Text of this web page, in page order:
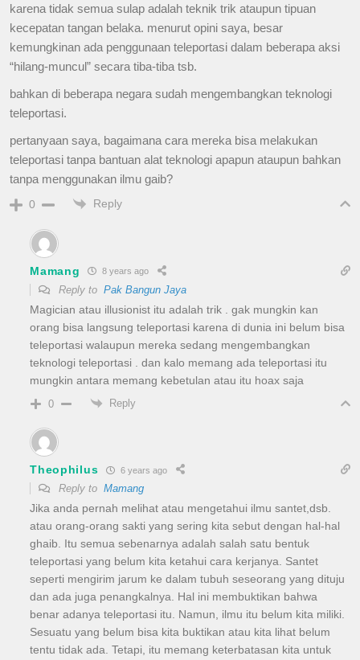
karena tidak semua sulap adalah teknik trik ataupun tipuan
kecepatan tangan belaka. menurut opini saya, besar
kemungkinan ada penggunaan teleportasi dalam beberapa aksi
“hilang-muncul” secara tiba-tiba tsb.
bahkan di beberapa negara sudah mengembangkan teknologi
teleportasi.
pertanyaan saya, bagaimana cara mereka bisa melakukan
teleportasi tanpa bantuan alat teknologi apapun ataupun bahkan
tanpa menggunakan ilmu gaib?
0 Reply
Mamang 8 years ago
Reply toPak Bangun Jaya
Magician atau illusionist itu adalah trik . gak mungkin kan
orang bisa langsung teleportasi karena di dunia ini belum bisa
teleportasi walaupun mereka sedang mengembangkan
teknologi teleportasi . dan kalo memang ada teleportasi itu
mungkin antara memang kebetulan atau itu hoax saja
0 Reply
Theophilus 6 years ago
Reply toMamang
Jika anda pernah melihat atau mengetahui ilmu santet,dsb.
atau orang-orang sakti yang sering kita sebut dengan hal-hal
ghaib. Itu semua sebenarnya adalah salah satu bentuk
teleportasi yang belum kita ketahui cara kerjanya. Santet
seperti mengirim jarum ke dalam tubuh seseorang yang dituju
dan ada juga penangkalnya. Hal ini membuktikan bahwa
benar adanya teleportasi itu. Namun, ilmu itu belum kita miliki.
Sesuatu yang belum bisa kita buktikan atau kita lihat belum
tentu tidak ada. Tetapi, itu memang keterbatasan kita untuk